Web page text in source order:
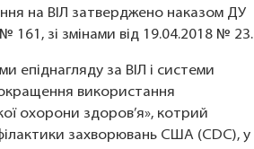
на ВІЛ затверджено наказом ДУ
161, зі змінами від 19.04.2018 № 23.
епіднагляду за ВІЛ і системи
використання
охорони здоров’я», котрий
захворювань США (CDC), у